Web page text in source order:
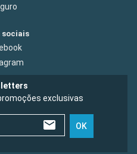
sociais
exclusivas
OK